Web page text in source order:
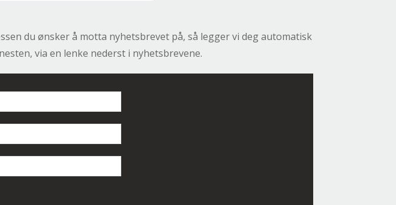
du ønsker å motta nyhetsbrevet på, så legger vi deg automatisk
via en lenke nederst i nyhetsbrevene.